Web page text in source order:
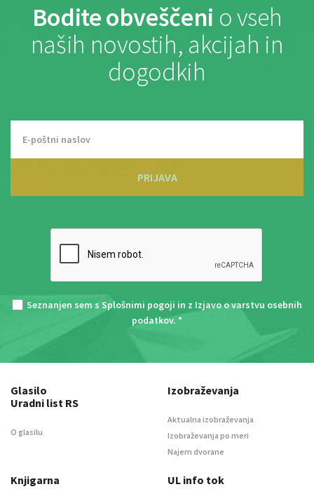
Bodite obveščeni o vseh
naših novostih, akcijah in
dogodkih
PRIJAVA
Seznanjen sem s Splošnimi pogoji in z Izjavo o varstvu osebnih
podatkov. *
Glasilo
Uradni list RS
O glasilu
Izobraževanja
Aktualna izobraževanja
Izobraževanja po meri
Najem dvorane
Knjigarna UL info tok